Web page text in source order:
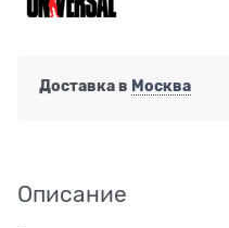
Доставка в Москва
Описание